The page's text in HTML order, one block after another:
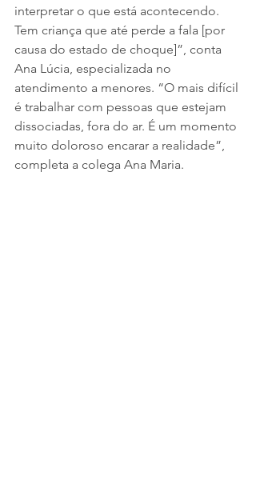
interpretar o que está acontecendo.
Tem criança que até perde a fala [por
causa do estado de choque]”, conta
Ana Lúcia, especializada no
atendimento a menores. “O mais difícil
é trabalhar com pessoas que estejam
dissociadas, fora do ar. É um momento
muito doloroso encarar a realidade”,
completa a colega Ana Maria.